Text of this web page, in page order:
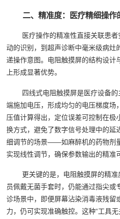
二、精准度：医疗精细操作
医疗操作的精准性直接关联患
动的识别，到超声诊断中毫米级病灶
递操作意图。电阻触摸屏的结构设计
上形成显著优势。
四线式电阻触摸屏是医疗设备
端施加电压，形成均匀的电压梯度场
压值计算得出，定位误差可控制在极
换方式，避免了数字信号处理中的延
细调节的场景——如麻醉机的药物剂
实现线性调节，确保参数输出的精准
更关键的是，电阻触摸屏的精
员佩戴无菌手套时，仍能通过指尖或
诊场景中，即便屏幕沾染消毒液残留
力，仍可实现准确触控。这种“工具无